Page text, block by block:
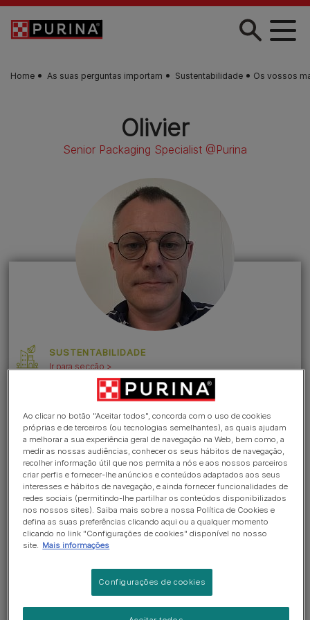
Skip to main content
Home As suas perguntas importam Sustentabilidade Os vossos
Olivier
Senior Packaging Specialist @Purina
SUSTENTABILIDADE
Ir para secção >
Os vossos materiais de
embalagem são recicláveis?
Em 2020, 72% de nossas
embalagens eram recicláveis e
75% de nossas embalagens
foram desenvolvidas para serem
recicláveis*. Em abril de 2018, a
Nestlé assumiu o compromisso
global de que, até 2025, 100%
Ao clicar no botão "Aceitar todos", concorda com o uso de cookies
próprias e de terceiros (ou tecnologias semelhantes), as quais ajudam
a melhorar a sua experiência geral de navegação na Web, bem como, a
medir as nossas audiências, conhecer os seus hábitos de navegação,
recolher informação útil que nos permita a nós e aos nossos parceiros
criar perfis e fornecer-lhe anúncios e conteúdos adaptados aos seus
interesses e hábitos de navegação, e ainda fornecer funcionalidades de
redes sociais (permitindo-lhe partilhar os conteúdos disponibilizados
nos nossos sites). Saiba mais sobre a nossa Política de Cookies e
defina as suas preferências clicando aqui ou a qualquer momento
clicando no link "Configurações de cookies" disponível no nosso
site.
Mais informações
Configurações de cookies